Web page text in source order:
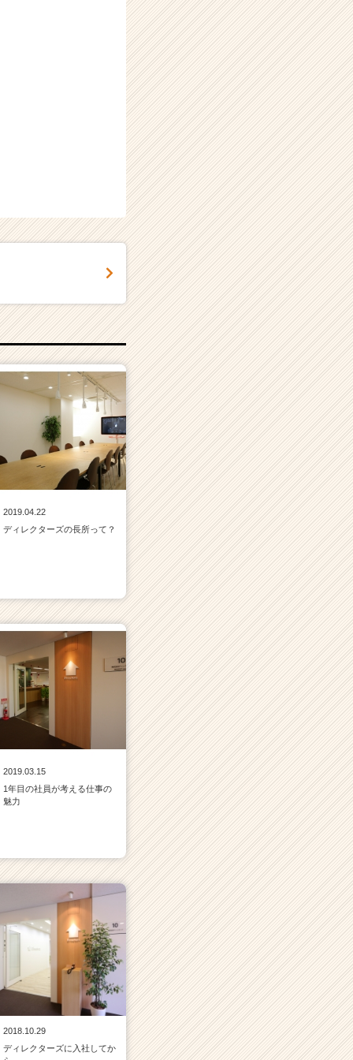
2019.04.22
ディレクターズの長所って？
2019.03.15
1年目の社員が考える仕事の
魅力
2018.10.29
ディレクターズに入社してか